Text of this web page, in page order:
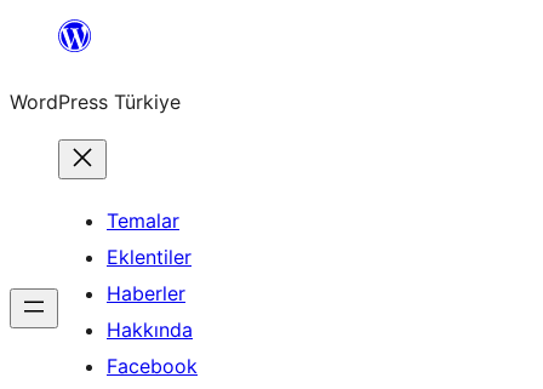
İçeriğe
WordPress Türkiye
Temalar
Eklentiler
Haberler
Hakkında
Facebook